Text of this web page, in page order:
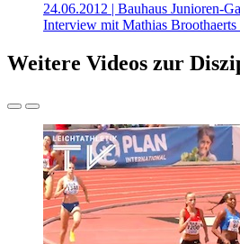
24.06.2012 | Bauhaus Junioren-
Interview mit Mathias Broothaerts
Weitere Videos zur